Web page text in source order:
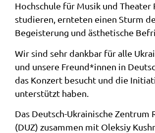
Hochschule für Musik und Theater
studieren, ernteten einen Sturm
Begeisterung und ästhetische
Wir sind sehr dankbar für alle
und unsere Freund*innen in
das Konzert besucht und die
unterstützt haben.
Das Deutsch-Ukrainische Zentrum
(DUZ) zusammen mit Oleksiy